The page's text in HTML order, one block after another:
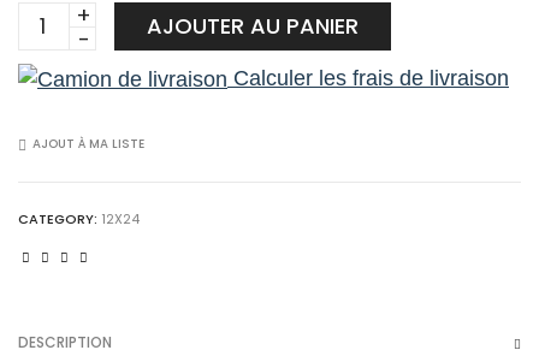
Planchers
Céramique
Cielo
12x24
AJOUTER AU PANIER
Calculer les frais de livraison
AJOUT À MA LISTE
CATEGORY: 12X24
DESCRIPTION